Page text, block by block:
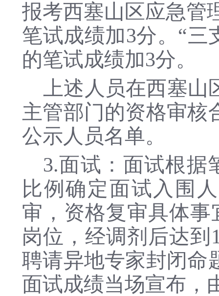
报考西塞山区应急管
笔试成绩加3分。“三
的笔试成绩加3分。
上述人员在西塞
主管部门的资格审核
公示人员名单。
3.面试：面试根据
比例确定面试入围
审，资格复审具体
岗位，经调剂后达
聘请异地专家封闭命
面试成绩当场宣布，